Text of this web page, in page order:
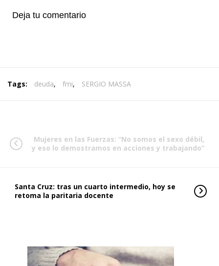
Deja tu comentario
Tags: deuda, fmi, SERGIO MASSA
Mujeres en las Fuerzas: “No somos el sexo débil,
y eso lo demostramos en acciones y trabajando”
Santa Cruz: tras un cuarto intermedio, hoy se
retoma la paritaria docente